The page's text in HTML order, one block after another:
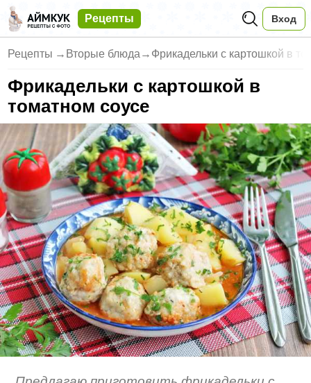
Рецепты Вход
Рецепты → Вторые блюда → Фрикадельки с картошкой в
Фрикадельки с картошкой в
томатном соусе